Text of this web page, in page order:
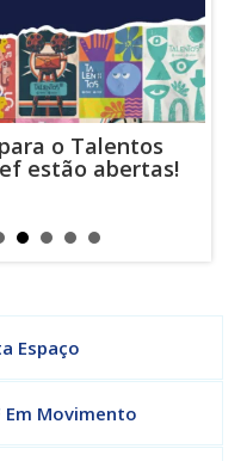
o Talentos
estão abertas!
Espaço
Em Movimento